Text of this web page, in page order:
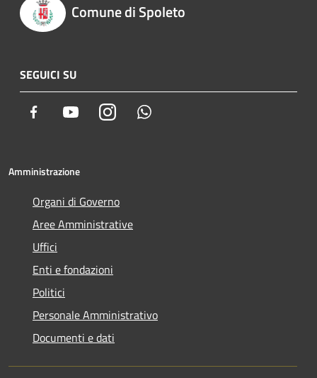
Comune di Spoleto
SEGUICI SU
Facebook YoutubeInstagram
Amministrazione
Organi di Governo
Aree Amministrative
Uffici
Enti e fondazioni
Politici
Personale Amministrativo
Documenti e dati